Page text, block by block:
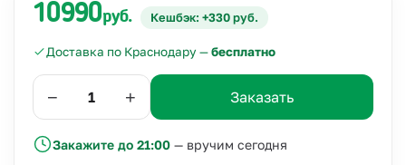
10990руб. Кешбэк: +330 руб.
Доставка по Краснодару —бесплатно
− + Заказать
Закажите до 21:00 — вручим сегодня